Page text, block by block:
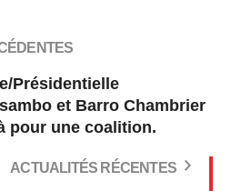
Présidentielle
et Barro Chambrier
pour une coalition.
ACTUALITÉS RÉCENTES